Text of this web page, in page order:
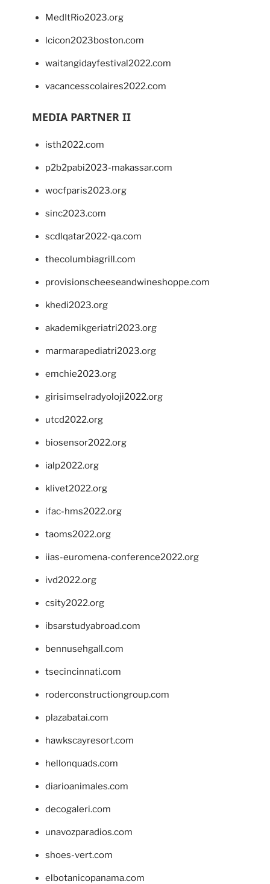
MedItRio2023.org
lcicon2023boston.com
waitangidayfestival2022.com
vacancesscolaires2022.com
MEDIA PARTNER II
isth2022.com
p2b2pabi2023-makassar.com
wocfparis2023.org
sinc2023.com
scdlqatar2022-qa.com
thecolumbiagrill.com
provisionscheeseandwineshoppe.com
khedi2023.org
akademikgeriatri2023.org
marmarapediatri2023.org
emchie2023.org
girisimselradyoloji2022.org
utcd2022.org
biosensor2022.org
ialp2022.org
klivet2022.org
ifac-hms2022.org
taoms2022.org
iias-euromena-conference2022.org
ivd2022.org
csity2022.org
ibsarstudyabroad.com
bennusehgall.com
tsecincinnati.com
roderconstructiongroup.com
plazabatai.com
hawkscayresort.com
hellonquads.com
diarioanimales.com
decogaleri.com
unavozparadios.com
shoes-vert.com
elbotanicopanama.com